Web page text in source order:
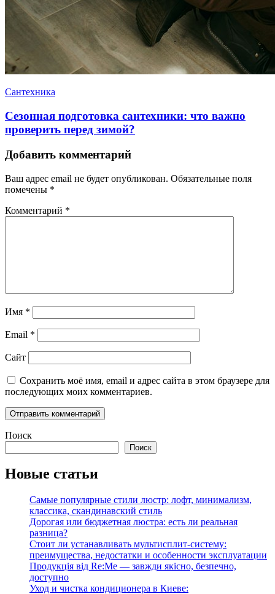
Сантехника
Сезонная подготовка сантехники: что важно
проверить перед зимой?
Добавить комментарий
Ваш адрес email не будет опубликован. Обязательные поля
помечены *
Комментарий *
Имя *
Email *
Сайт
Сохранить моё имя, email и адрес сайта в этом браузере для
последующих моих комментариев.
Поиск
Поиск
Новые статьи
Самые популярные стили люстр: лофт, минимализм,
классика, скандинавский стиль
Дорогая или бюджетная люстра: есть ли реальная
разница?
Стоит ли устанавливать мультисплит-систему:
преимущества, недостатки и особенности эксплуатации
Продукція від Re:Me — завжди якісно, безпечно,
доступно
Уход и чистка кондиционера в Киеве: